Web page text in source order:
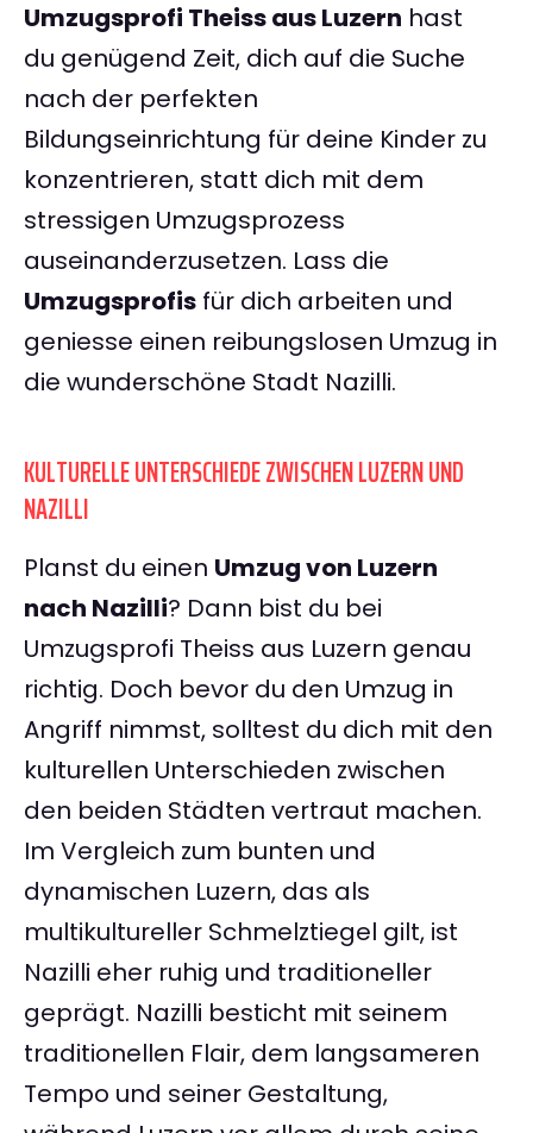
Umzugsprofi Theiss aus Luzern hast
du genügend Zeit, dich auf die Suche
nach der perfekten
Bildungseinrichtung für deine Kinder zu
konzentrieren, statt dich mit dem
stressigen Umzugsprozess
auseinanderzusetzen. Lass die
Umzugsprofis für dich arbeiten und
geniesse einen reibungslosen Umzug in
die wunderschöne Stadt Nazilli.
KULTURELLE UNTERSCHIEDE ZWISCHEN LUZERN UND
NAZILLI
Planst du einen Umzug von Luzern
nach Nazilli? Dann bist du bei
Umzugsprofi Theiss aus Luzern genau
richtig. Doch bevor du den Umzug in
Angriff nimmst, solltest du dich mit den
kulturellen Unterschieden zwischen
den beiden Städten vertraut machen.
Im Vergleich zum bunten und
dynamischen Luzern, das als
multikultureller Schmelztiegel gilt, ist
Nazilli eher ruhig und traditioneller
geprägt. Nazilli besticht mit seinem
traditionellen Flair, dem langsameren
Tempo und seiner Gestaltung,